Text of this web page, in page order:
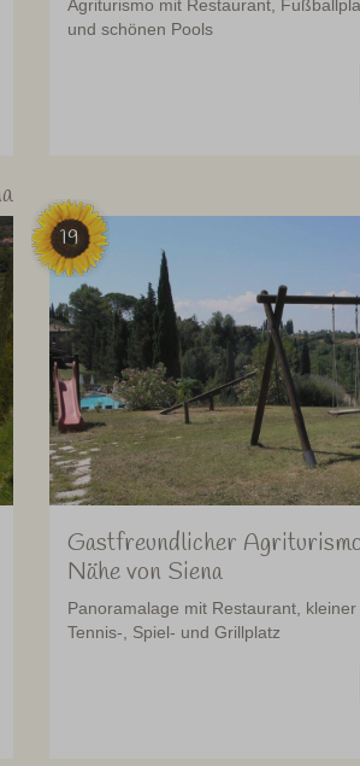
Agriturismo mit Restaurant,
und schönen Pools
19
Gastfreundlicher
Nähe von Siena
Panoramalage mit Restaurant, kleiner
Tennis-, Spiel- und Grillplatz